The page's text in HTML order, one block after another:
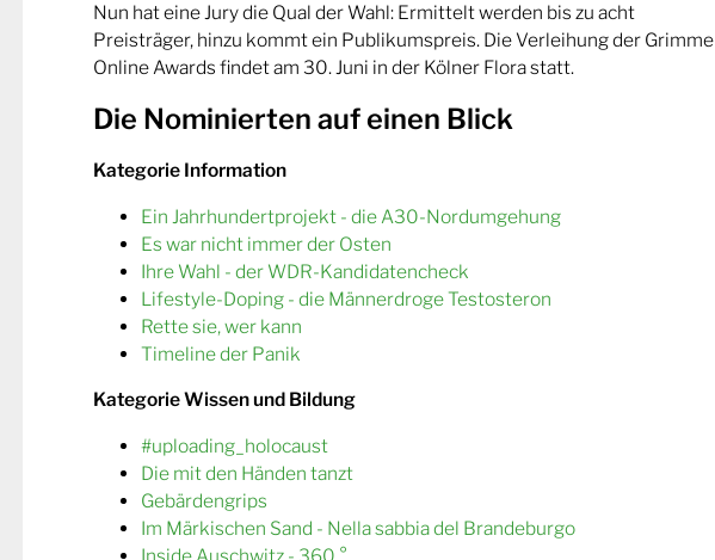
Nun hat eine Jury die Qual der Wahl: Ermittelt werden bis zu acht
Preisträger, hinzu kommt ein Publikumspreis. Die Verleihung der Grimme
Online Awards findet am 30. Juni in der Kölner Flora statt.
Die Nominierten auf einen Blick
Kategorie Information
Ein Jahrhundertprojekt - die A30-Nordumgehung
Es war nicht immer der Osten
Ihre Wahl - der WDR-Kandidatencheck
Lifestyle-Doping - die Männerdroge Testosteron
Rette sie, wer kann
Timeline der Panik
Kategorie Wissen und Bildung
#uploading_holocaust
Die mit den Händen tanzt
Gebärdengrips
Im Märkischen Sand - Nella sabbia del Brandeburgo
Inside Auschwitz - 360 °